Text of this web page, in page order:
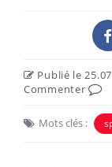
Publié le
Commenter
Mots clés :